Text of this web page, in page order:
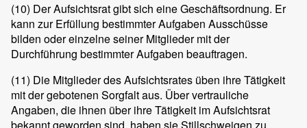
(10) Der Aufsichtsrat gibt sich eine Geschäftsordnung. Er
kann zur Erfüllung bestimmter Aufgaben Ausschüsse
bilden oder einzelne seiner Mitglieder mit der
Durchführung bestimmter Aufgaben beauftragen.
(11) Die Mitglieder des Aufsichtsrates üben ihre Tätigkeit
mit der gebotenen Sorgfalt aus. Über vertrauliche
Angaben, die ihnen über ihre Tätigkeit im Aufsichtsrat